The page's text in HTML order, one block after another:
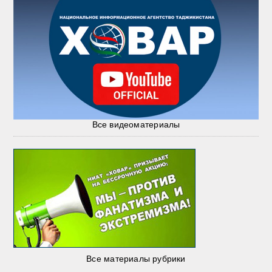
Все видеоматериалы
Все материалы рубрики